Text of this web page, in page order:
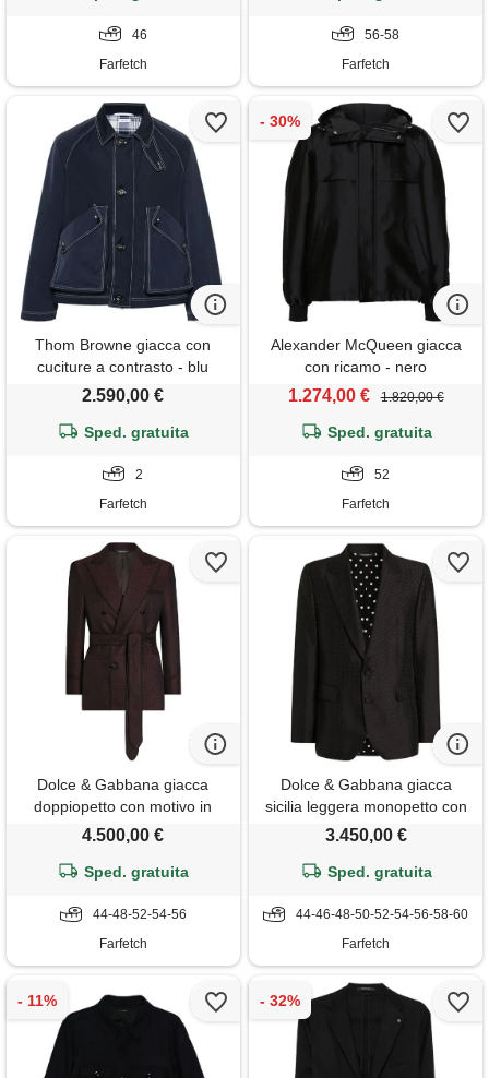
46
Farfetch
56-58
Farfetch
Thom Browne giacca con
cuciture a contrasto - blu
2.590,00 €
Sped. gratuita
2
Farfetch
Alexander McQueen giacca
con ricamo - nero
1.274,00 € 1.820,00 €
Sped. gratuita
52
Farfetch
Dolce & Gabbana giacca
doppiopetto con motivo in
micro jacquard - rosso
4.500,00 €
Sped. gratuita
44-48-52-54-56
Farfetch
Dolce & Gabbana giacca
sicilia leggera monopetto con
motivo jacquard - nero
3.450,00 €
Sped. gratuita
44-46-48-50-52-54-56-58-60
Farfetch